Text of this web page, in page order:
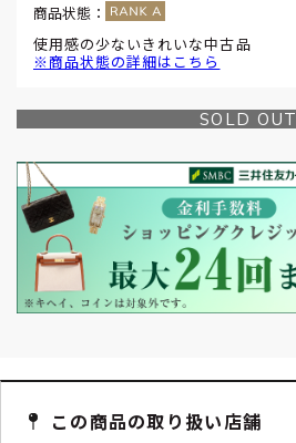
商品状態：
使用感の少ないきれいな中古品
※商品状態の詳細はこちら
SOLD OUT
この商品の取り扱い店舗